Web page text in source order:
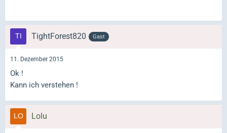
TightForest820 Gast
11. Dezember 2015
Ok !
Kann ich verstehen !
Lolu